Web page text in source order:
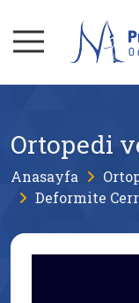
Ortopedi
Anasayfa
Deformite